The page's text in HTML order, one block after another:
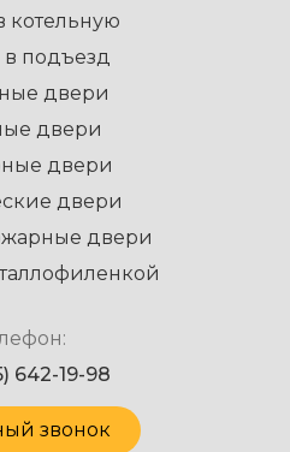
котельную
подъезд
двери
двери
двери
двери
двери
642-19-98
звонок